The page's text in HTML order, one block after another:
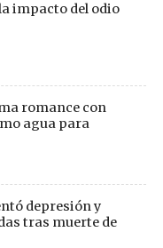
impacto del odio
romance con
agua para
depresión y
tras muerte de